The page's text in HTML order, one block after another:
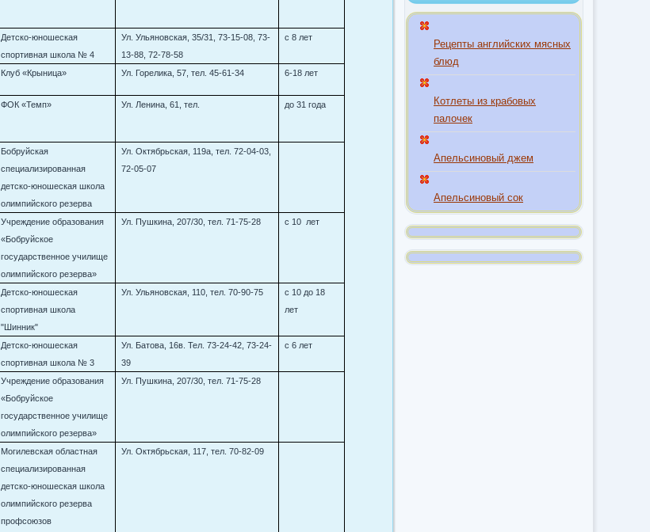
Детско-юношеская
спортивная школа № 4
Ул. Ульяновская, 35/31, 73-15-08, 73-
13-88, 72-78-58
с 8 лет
Клуб «Крыница» Ул. Горелика, 57, тел. 45-61-34 6-18 лет
ФОК «Темп» Ул. Ленина, 61, тел. до 31 года
Бобруйская
специализированная
детско-юношеская школа
олимпийского резерва
Ул. Октябрьская, 119а, тел. 72-04-03,
72-05-07
Учреждение образования
«Бобруйское
государственное училище
олимпийского резерва»
Ул. Пушкина, 207/30, тел. 71-75-28 с 10 лет
Детско-юношеская
спортивная школа
"Шинник"
Ул. Ульяновская, 110, тел. 70-90-75
с 10 до 18
лет
Детско-юношеская
спортивная школа № 3
Ул. Батова, 16в. Тел. 73-24-42, 73-24-
39
с 6 лет
Учреждение образования
«Бобруйское
государственное училище
олимпийского резерва»
Ул. Пушкина, 207/30, тел. 71-75-28
Могилевская областная
специализированная
детско-юношеская школа
олимпийского резерва
профсоюзов
Ул. Октябрьская, 117, тел. 70-82-09
Рецепты английских мясных
блюд
Котлеты из крабовых
палочек
Апельсиновый джем
Апельсиновый сок